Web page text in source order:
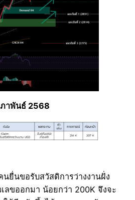
าพันธ์ 2568
ยื่นขอรับสวัสดิการว่างงานฝั่ง
ลขออกมา น้อยกว่า 200K จึงจะ